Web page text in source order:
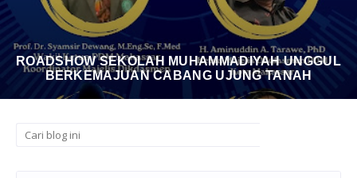
ROADSHOW SEKOLAH MUHAMMADIYAH UNGGUL
BERKEMAJUAN CABANG UJUNG TANAH